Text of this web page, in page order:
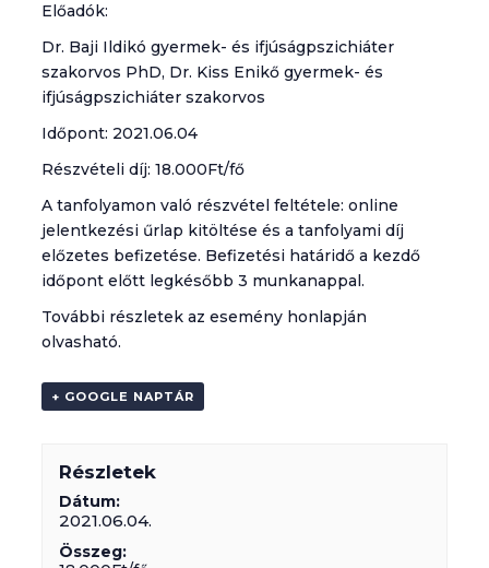
Előadók:
Dr. Baji Ildikó gyermek- és ifjúságpszichiáter
szakorvos PhD, Dr. Kiss Enikő gyermek- és
ifjúságpszichiáter szakorvos
Időpont: 2021.06.04
Részvételi díj: 18.000Ft/fő
A tanfolyamon való részvétel feltétele: online
jelentkezési űrlap kitöltése és a tanfolyami díj
előzetes befizetése. Befizetési határidő a kezdő
időpont előtt legkésőbb 3 munkanappal.
További részletek az esemény honlapján
olvasható.
+ GOOGLE NAPTÁR
Részletek
Dátum:
2021.06.04.
Összeg: